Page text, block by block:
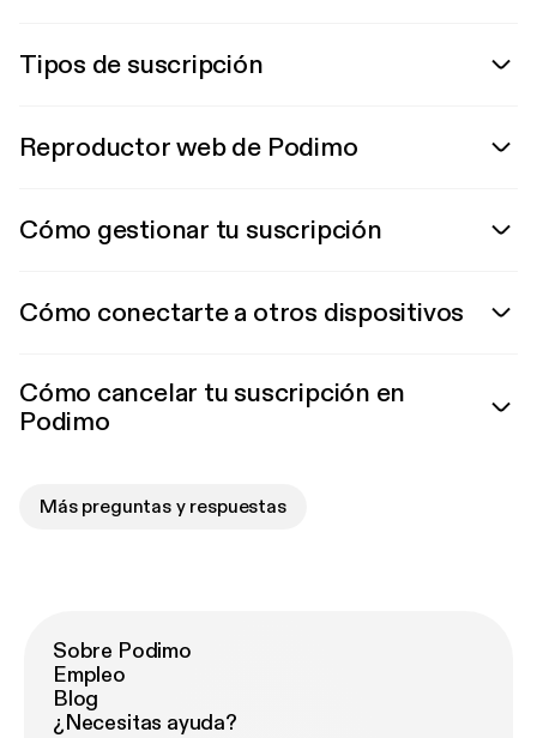
Tipos de suscripción
Reproductor web de Podimo
Cómo gestionar tu suscripción
Cómo conectarte a otros dispositivos
Cómo cancelar tu suscripción en
Podimo
Más preguntas y respuestas
Sobre Podimo
Empleo
Blog
¿Necesitas ayuda?